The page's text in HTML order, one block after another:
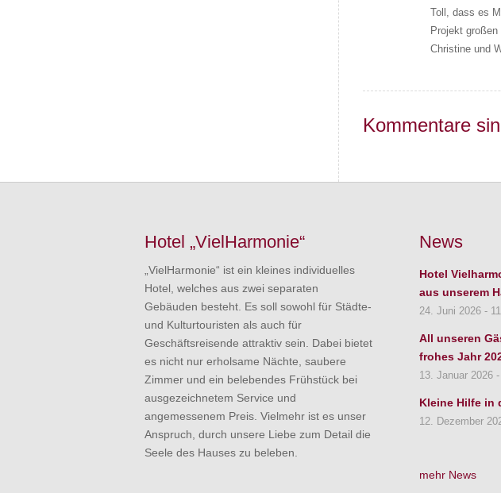
Toll, dass es
Projekt großen
Christine und
Kommentare
Hotel „VielHarmonie“
„VielHarmonie“ ist ein kleines individuelles
Hotel, welches aus zwei separaten
Gebäuden besteht. Es soll sowohl für Städte-
und Kulturtouristen als auch für
Geschäftsreisende attraktiv sein. Dabei bietet
es nicht nur erholsame Nächte, saubere
Zimmer und ein belebendes Frühstück bei
ausgezeichnetem Service und
angemessenem Preis. Vielmehr ist es unser
Anspruch, durch unsere Liebe zum Detail die
Seele des Hauses zu beleben.
News
Hotel
aus unserem
24. Juni 2026 -
All unseren
frohes Jahr
13. Januar 2026
Kleine Hilfe in
12. Dezember
mehr News